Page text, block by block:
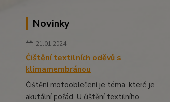
Novinky
21.01.2024
Čištění textilních oděvů s
klimamembránou
Čištění motooblečení je téma, které je
akutální pořád. U čištění textilního